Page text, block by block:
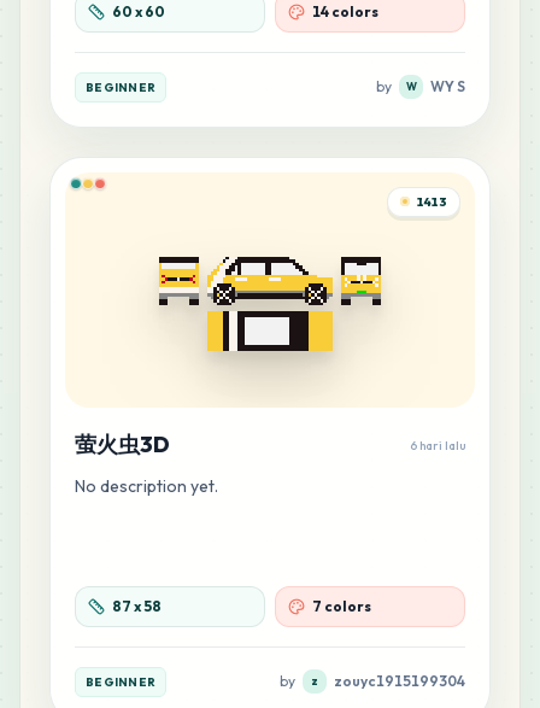
60 x 60 14 colors
BEGINNER by W WY S
1413
萤火虫3D 6 hari lalu
No description yet.
87 x58 7 colors
BEGINNER by z zouyc1915199304